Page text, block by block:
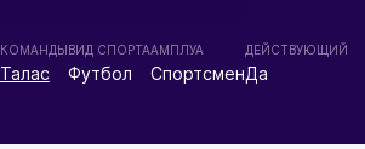
КОМАНДЫ
Талас
ВИД СПОРТА
Футбол
АМПЛУА
Спортсмен
ДЕЙСТВУЮЩИЙ
Да